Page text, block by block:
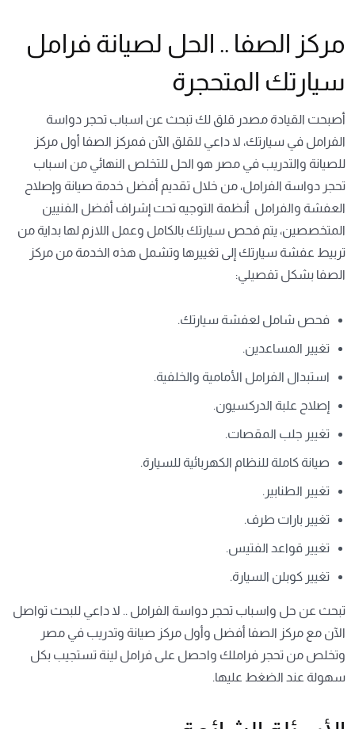
مركز الصفا .. الحل لصيانة فرامل
سيارتك المتحجرة
أصبحت القيادة مصدر قلق لك تبحث عن اسباب تحجر دواسة
الفرامل في سيارتك، لا داعي للقلق الآن فمركز الصفا أول مركز
للصيانة والتدريب في مصر هو الحل للتخلص النهائي من اسباب
تحجر دواسة الفرامل، من خلال تقديم أفضل خدمة صيانة وإصلاح
العفشة والفرامل أنظمة التوجيه تحت إشراف أفضل الفنيين
المتخصصين، يتم فحص سيارتك بالكامل وعمل اللازم لها بداية من
تربيط عفشة سيارتك إلى تغييرها وتشمل هذه الخدمة من مركز
الصفا بشكل تفصيلي:
فحص شامل لعفشة سيارتك.
تغيير المساعدين.
استبدال الفرامل الأمامية والخلفية.
إصلاح علبة الدركسيون.
تغيير جلب المقصات.
صيانة كاملة للنظام الكهربائية للسيارة.
تغيير الطنابير.
تغيير بارات طرف.
تغيير قواعد الفتيس.
تغيير كوبلن السيارة.
تبحث عن حل واسباب تحجر دواسة الفرامل .. لا داعي للبحث تواصل
الآن مع مركز الصفا أفضل وأول مركز صيانة وتدريب في مصر
وتخلص من تحجر فراملك واحصل على فرامل لينة تستجيب بكل
سهولة عند الضغط عليها.